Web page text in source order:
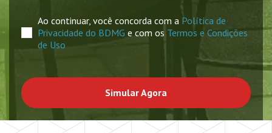
Ao continuar, você concorda com a Política de
Privacidade do BDMG e com os Termos e Condições
de Uso
Simular Agora